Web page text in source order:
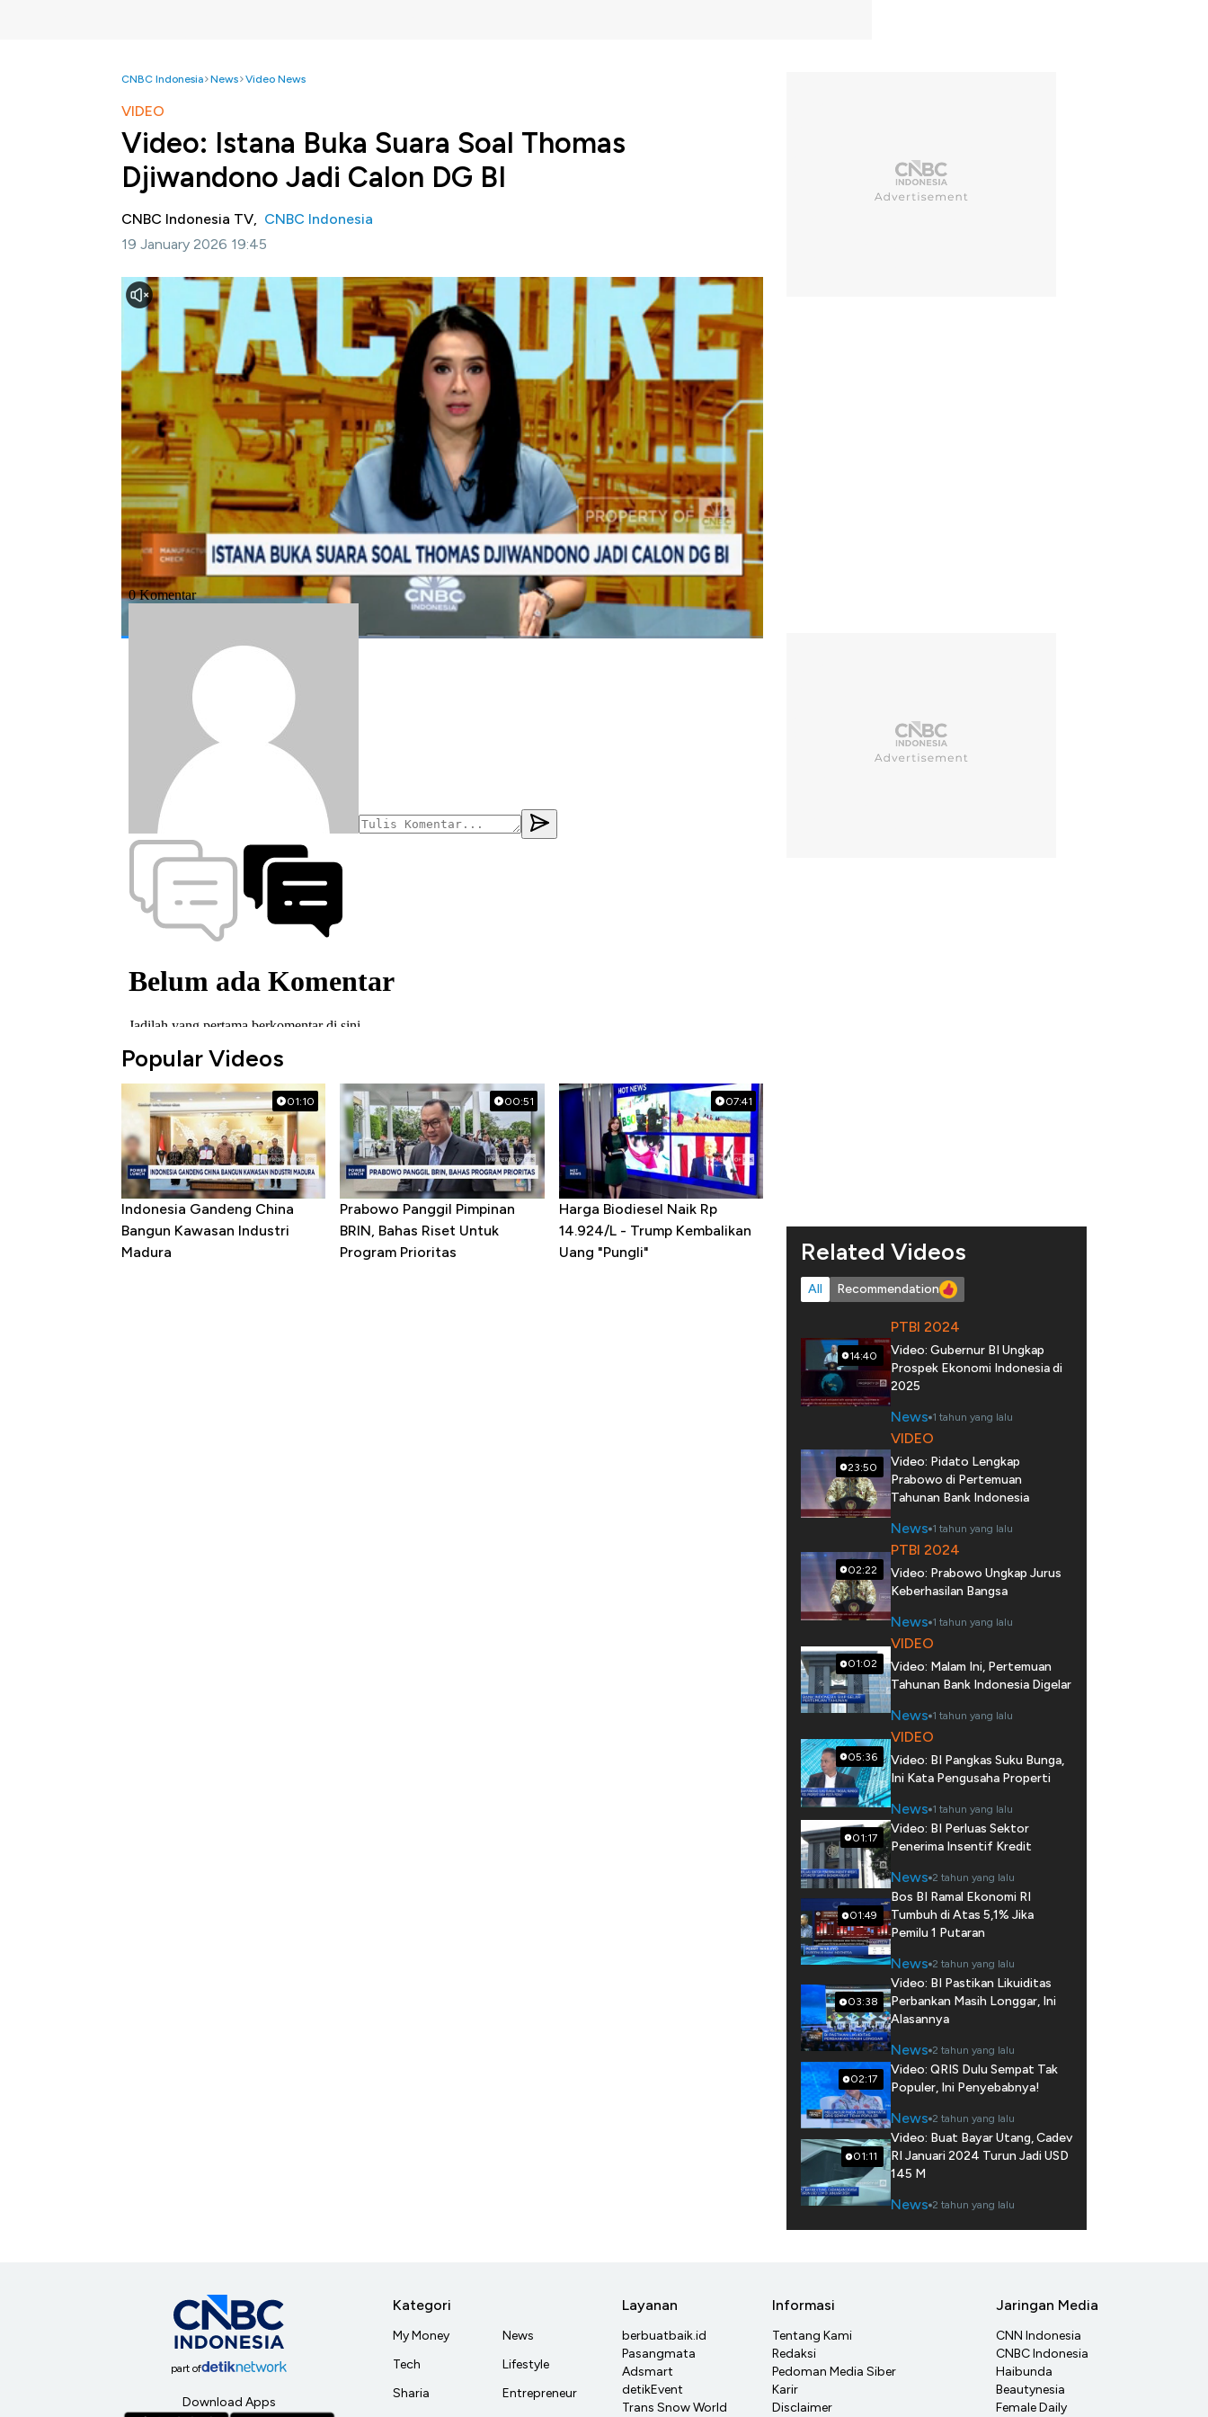
CNBC Indonesia News Video News
VIDEO
Video: Istana Buka Suara Soal Thomas
Djiwandono Jadi Calon DG BI
CNBC Indonesia TV, CNBC Indonesia
19 January 2026 19:45
Jakarta, CNBC Indonesia -Menteri Sekretaris Negara Prasetyo Hadi buka suara, soal isu masuknya
wakil menteri keuangan thomas djiwandono, ke bank Indonesia. thomas disebut akan mengisi salah
satu posisi deputi gubernur di bank Indonesia.
Selengkapnya dalam program Manufacture Check CNBC Indonesia (Senin, 19/01/2026) berikut ini.
Bagikan:
#bank indonesia
Popular Videos
01:10
Indonesia Gandeng China
Bangun Kawasan Industri
Madura
00:51
Prabowo Panggil Pimpinan
BRIN, Bahas Riset Untuk
Program Prioritas
07:41
Harga Biodiesel Naik Rp
14.924/L - Trump Kembalikan
Uang "Pungli"
Related Videos
All Recommendation
14:40
PTBI 2024
Video: Gubernur BI Ungkap
Prospek Ekonomi Indonesia di
2025
News 1 tahun yang lalu
23:50
VIDEO
Video: Pidato Lengkap
Prabowo di Pertemuan
Tahunan Bank Indonesia
News 1 tahun yang lalu
02:22
PTBI 2024
Video: Prabowo Ungkap Jurus
Keberhasilan Bangsa
News 1 tahun yang lalu
01:02
VIDEO
Video: Malam Ini, Pertemuan
Tahunan Bank Indonesia Digelar
News 1 tahun yang lalu
05:36
VIDEO
Video: BI Pangkas Suku Bunga,
Ini Kata Pengusaha Properti
News 1 tahun yang lalu
01:17
Video: BI Perluas Sektor
Penerima Insentif Kredit
News 2 tahun yang lalu
01:49
Bos BI Ramal Ekonomi RI
Tumbuh di Atas 5,1% Jika
Pemilu 1 Putaran
News 2 tahun yang lalu
03:38
Video: BI Pastikan Likuiditas
Perbankan Masih Longgar, Ini
Alasannya
News 2 tahun yang lalu
02:17
Video: QRIS Dulu Sempat Tak
Populer, Ini Penyebabnya!
News 2 tahun yang lalu
01:11
Video: Buat Bayar Utang, Cadev
RI Januari 2024 Turun Jadi USD
145 M
News 2 tahun yang lalu
part of
Download Apps
Kategori
My Money
Tech
Sharia
News
Lifestyle
Entrepreneur
Layanan
berbuatbaik.id
Pasangmata
Adsmart
detikEvent
Trans Snow World
Informasi
Tentang Kami
Redaksi
Pedoman Media Siber
Karir
Disclaimer
Jaringan Media
CNN Indonesia
CNBC Indonesia
Haibunda
Beautynesia
Female Daily